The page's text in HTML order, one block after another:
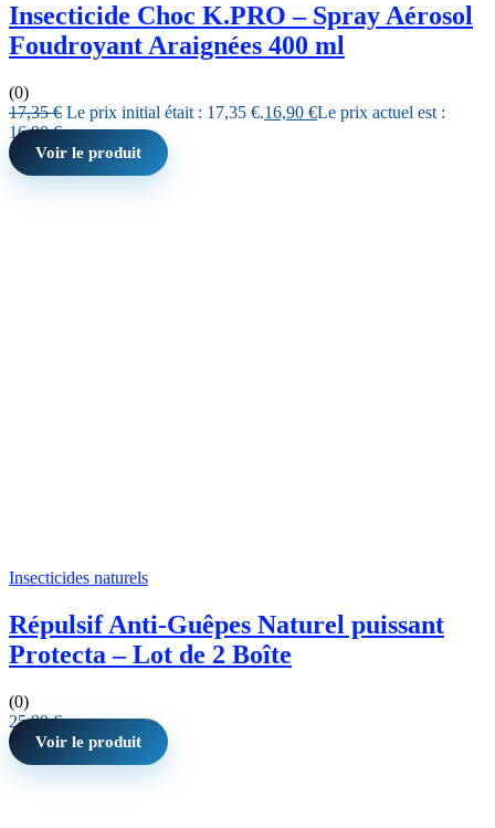
Insecticide Choc K.PRO – Spray Aérosol
Foudroyant Araignées 400 ml
(0)
17,35€ Le prix initial était : 17,35 €.16,90 €Le prix actuel est :
16,90 €.
Voir le produit
Insecticides naturels
Répulsif Anti-Guêpes Naturel puissant
Protecta – Lot de 2 Boîte
(0)
25,99€
Voir le produit